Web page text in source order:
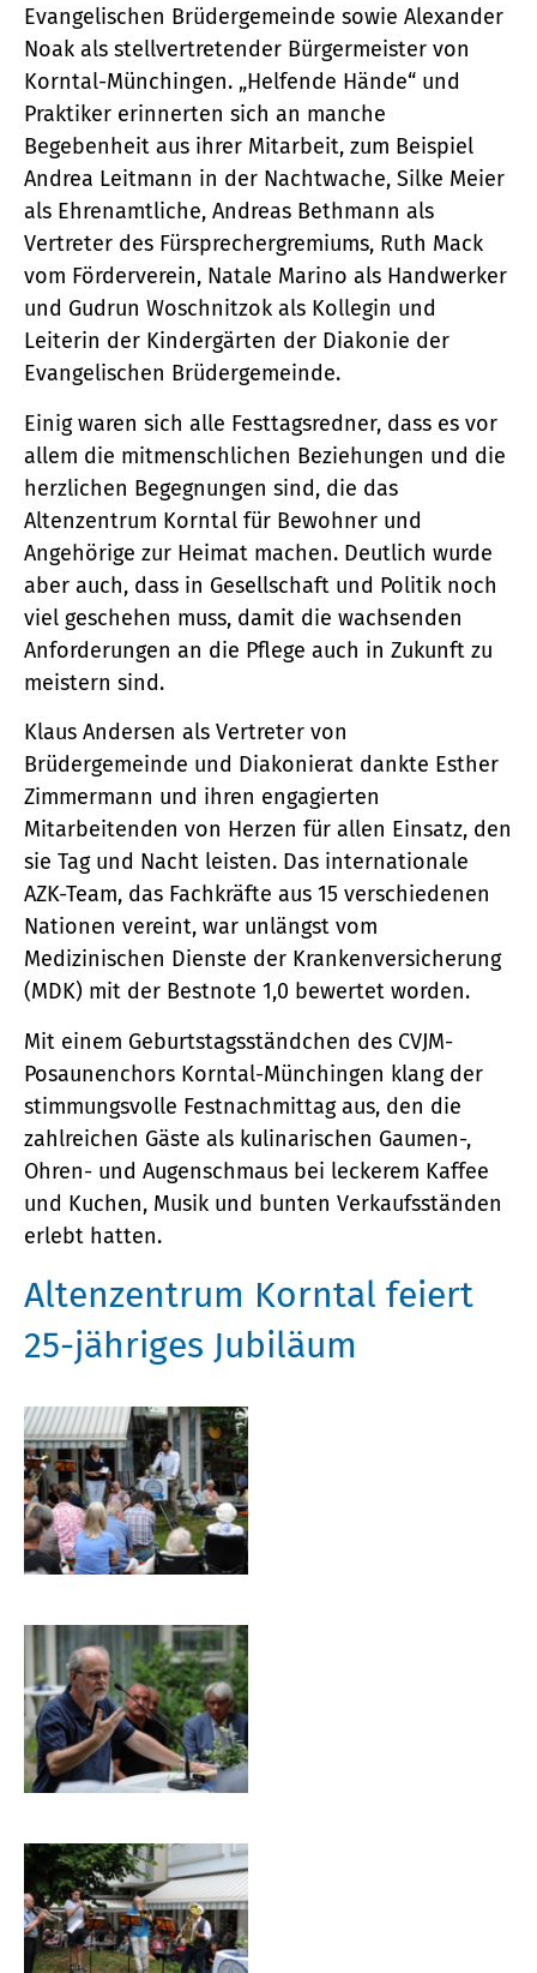
Evangelischen Brüdergemeinde sowie Alexander
Noak als stellvertretender Bürgermeister von
Korntal-Münchingen. „Helfende Hände“ und
Praktiker erinnerten sich an manche
Begebenheit aus ihrer Mitarbeit, zum Beispiel
Andrea Leitmann in der Nachtwache, Silke Meier
als Ehrenamtliche, Andreas Bethmann als
Vertreter des Fürsprechergremiums, Ruth Mack
vom Förderverein, Natale Marino als Handwerker
und Gudrun Woschnitzok als Kollegin und
Leiterin der Kindergärten der Diakonie der
Evangelischen Brüdergemeinde.
Einig waren sich alle Festtagsredner, dass es vor
allem die mitmenschlichen Beziehungen und die
herzlichen Begegnungen sind, die das
Altenzentrum Korntal für Bewohner und
Angehörige zur Heimat machen. Deutlich wurde
aber auch, dass in Gesellschaft und Politik noch
viel geschehen muss, damit die wachsenden
Anforderungen an die Pflege auch in Zukunft zu
meistern sind.
Klaus Andersen als Vertreter von
Brüdergemeinde und Diakonierat dankte Esther
Zimmermann und ihren engagierten
Mitarbeitenden von Herzen für allen Einsatz, den
sie Tag und Nacht leisten. Das internationale
AZK-Team, das Fachkräfte aus 15 verschiedenen
Nationen vereint, war unlängst vom
Medizinischen Dienste der Krankenversicherung
(MDK) mit der Bestnote 1,0 bewertet worden.
Mit einem Geburtstagsständchen des CVJM-
Posaunenchors Korntal-Münchingen klang der
stimmungsvolle Festnachmittag aus, den die
zahlreichen Gäste als kulinarischen Gaumen-,
Ohren- und Augenschmaus bei leckerem Kaffee
und Kuchen, Musik und bunten Verkaufsständen
erlebt hatten.
Altenzentrum Korntal feiert
25-jähriges Jubiläum